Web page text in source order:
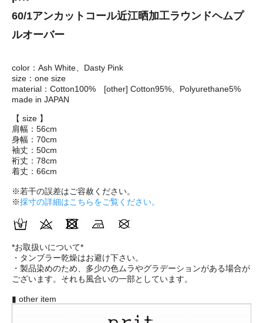
60/1アンカットコール近江晒加工ラウンドヘムプ
ルオーバー
color：Ash White、Dasty Pink
size：one size
material：Cotton100% [other] Cotton95%、Polyurethane5%
made in JAPAN
【 size 】
肩幅：56cm
身幅：70cm
袖丈：50cm
裄丈：78cm
着丈：66cm
※若干の誤差はご容赦ください。
※採寸の詳細はこちらをご覧ください。
*お取扱いについて*
・タンブラー乾燥はお避け下さい。
・製品染めのため、多少の色ムラやグラデーションがある場合が
ございます。それも風合いの一部としています。
▮ other item